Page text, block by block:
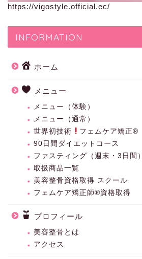
https://vigostyle.official.ec/
INFORMATION
ホーム
メニュー
メニュー（体験）
メニュー（通常）
世界初技術
フェムケア矯正®︎
90日間ダイエットコース
ファスティング（週末・3日間）
取扱商品一覧
美容整骨資格取得 スクール
フェムケア矯正師®資格取得
プロフィール
美容整骨とは
アクセス